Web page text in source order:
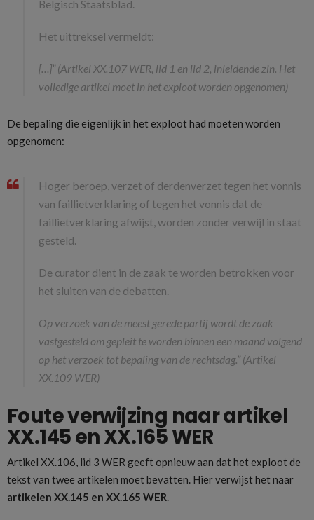
Belgisch Staatsblad.
Het uittreksel vermeldt:
[…]” (Artikel XX.107 WER, lid 1 en lid 2, inleidende zin. Het
volledige artikel moet in het exploot worden opgenomen)
De bepaling die eigenlijk in het exploot had moeten worden
opgenomen:
Hoger beroep, verzet of derdenverzet tegen het vonnis
van faillietverklaring of tegen het vonnis dat de
faillietverklaring afwijst, worden zonder verwijl in staat
gesteld.
De curator dient in de zaak te worden betrokken voor
het sluiten van de debatten.
Op verzoek van de meest gerede partij wordt de zaak
vastgesteld om gepleit te worden binnen een maand volgend
op het verzoek tot bepaling van de rechtsdag.” (Artikel
XX.109 WER)
Foute verwijzing naar artikel
XX.145 en XX.165 WER
Artikel XX.106, lid 3 WER geeft opnieuw aan dat het exploot de
tekst van twee artikelen moet bevatten. Hier verwijst het naar
artikelen XX.145 en XX.165 WER.